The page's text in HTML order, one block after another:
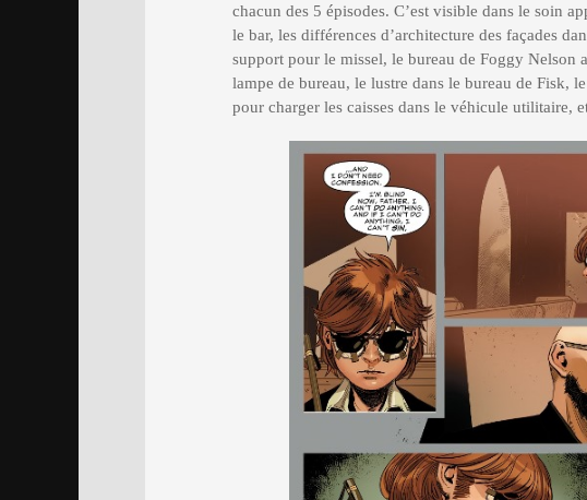
chacun des 5 épisodes. C’est visible dans le soin
le bar, les différences d’architecture des façades
support pour le missel, le bureau de Foggy Nelson
lampe de bureau, le lustre dans le bureau de Fisk,
pour charger les caisses dans le véhicule utilitaire,